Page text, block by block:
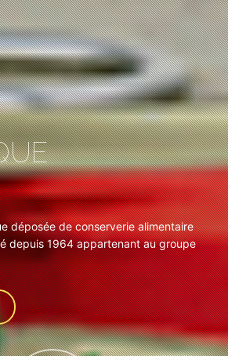
déposée de conserverie alimentaire
depuis 1964 appartenant au groupe